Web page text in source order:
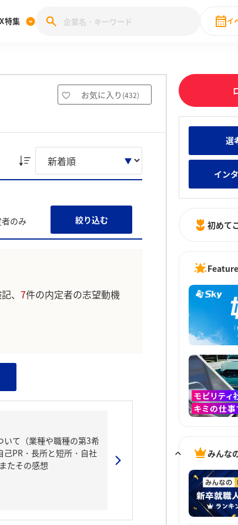
稿キャンペーン
ランド調査
みんなの新卒就職人気企業ランキン
特集
28卒 IT・DX現場社員インタビュ
イ
お気に入り (432)
のみ 絞り込む
、 7件の内定者の志望動機
いて（業種や職種の第3希
PR・長所と短所・自社
たその感想
選
イン
初めて
みんな